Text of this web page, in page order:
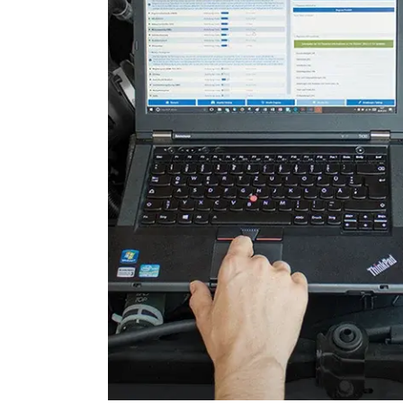
Leuchtweitenregulierung
Motorsteuerung (EMS)
Motorsteuerung 2 (EMS)
Radio
Reifendruckkontrolle (RDK)
Schiebedach
Schlüssellose
Servolenkung
Sitzheizung
Soundsystem
Telefon-/Notruf-System
Türsteuergerät vorne links
Türsteuergerät vorne rechts
Unterhaltungseinheit oben
Verdecksteuerung
Wegfahrsperre